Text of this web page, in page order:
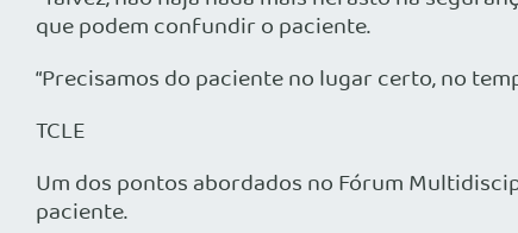
que podem confundir o paciente.
“Precisamos do paciente no lugar certo, no
TCLE
Um dos pontos abordados no Fórum
paciente.